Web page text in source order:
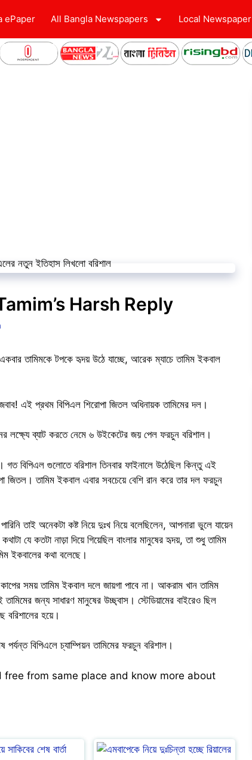
ePaper All Bangla Newspapers Local Newspaper
| Tamim’s Harsh Reply
তামিমকে টপকে হৃদয় উঠে যাচ্ছে, আরেক ম্যাচে তামিম ইকবাল
এই প্রথম বিপিএল শিরোপা জিতল অধিনায়ক তামিমের দল।
লক্ষ্যে ব্যাট করতে নেমে ৬ উইকেটের জয় পেল ফরচুন বরিশাল।
গত বিপিএল গুলোতে বরিশাল তিনবার ফাইনালে উঠেছিল কিন্তু এই
জিতল। তামিম ইকবাল এবার সবচেয়ে বেশি রান করে তার দল ফরচুন
তাই অনেকটা কষ্ট নিয়ে দুঃখ নিয়ে বলেছিলেন, আপনারা ভুলে যায়েন
যে কতটা নাড়া দিয়ে গিয়েছিল বাংলার মানুষের হৃদয়, তা শুধু তামিম
ইকবালের কথা বলেছে।
সময় তামিম ইকবাল দলে জায়গা পাবে না। আকরাম খান তামিম
জন্য সাধারণ মানুষের উচ্ছ্বাস। স্টেডিয়ামের বাইরেও ছিল
বরিশালের হয়ে।
বিপিএলে চ্যাম্পিয়ন তামিমের ফরচুন বরিশাল।
from same place and know more about